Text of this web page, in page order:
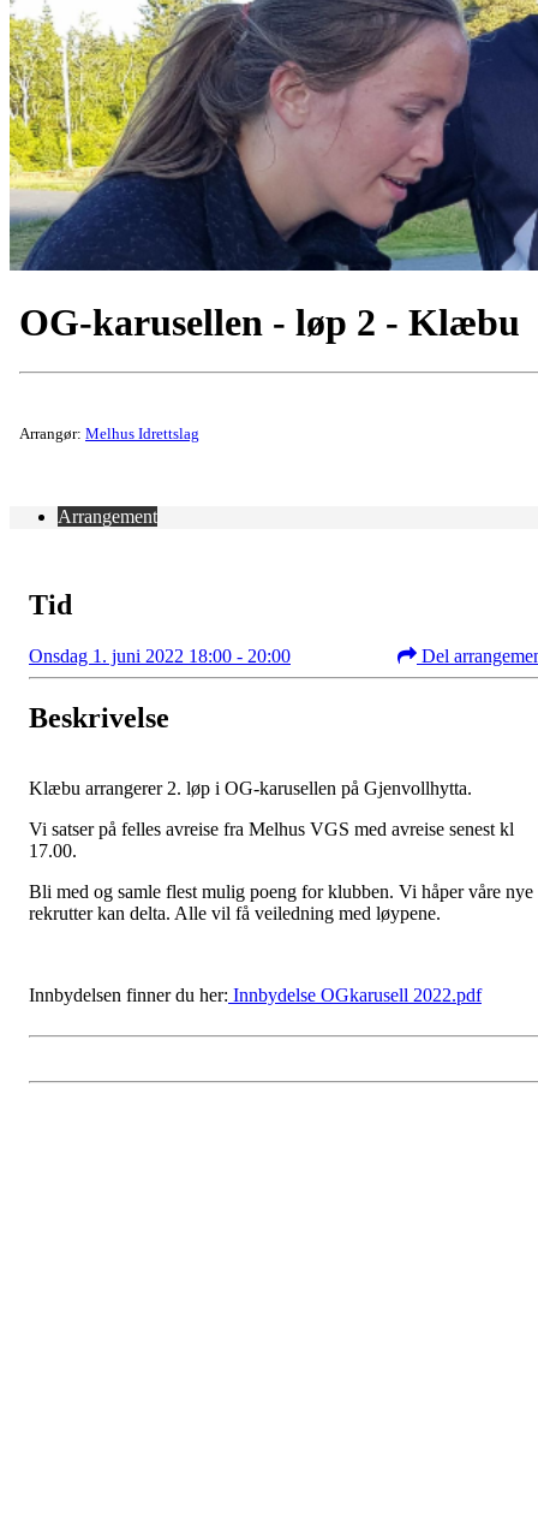
OG-karusellen - løp 2 - Klæbu
Arrangør: Melhus Idrettslag
Arrangement
Tid
Onsdag 1. juni 2022 18:00 - 20:00 Del
Beskrivelse
Klæbu arrangerer 2. løp i OG-karusellen på Gjenvollhytta.
Vi satser på felles avreise fra Melhus VGS med avreise senest kl
17.00.
Bli med og samle flest mulig poeng for klubben. Vi håper våre nye
rekrutter kan delta. Alle vil få veiledning med løypene.
Innbydelsen finner du her: Innbydelse OGkarusell 2022.pdf